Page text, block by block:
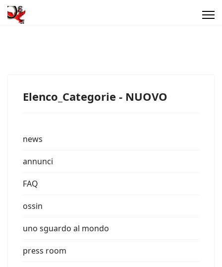
Elenco_Categorie - NUOVO
news
annunci
FAQ
ossin
uno sguardo al mondo
press room